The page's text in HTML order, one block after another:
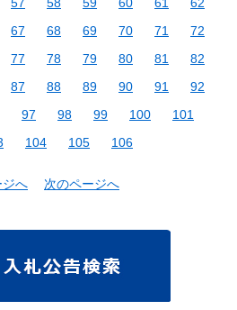
67 68 69 70 71
72
77 78 79 80 81
82
87 88 89 90 91
92
97 98 99 100
101
104 105 106
ジへ 次のページへ